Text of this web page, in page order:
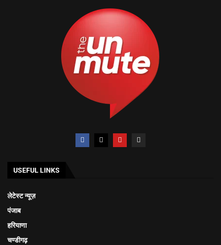
USEFUL LINKS
लेटेस्ट न्यूज़
पंजाब
हरियाणा
चण्डीगढ़